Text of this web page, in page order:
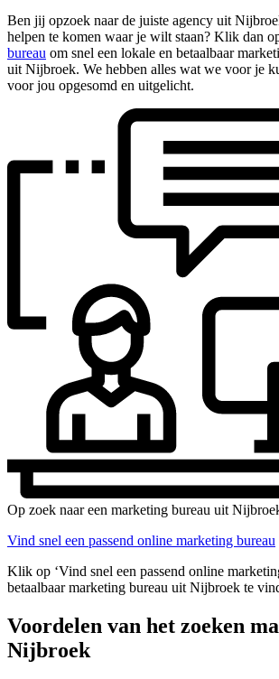
Ben jij opzoek naar de juiste agency uit
helpen te komen waar je wilt staan? Klik dan
bureau om snel een lokale en betaalbaar
uit Nijbroek. We hebben alles wat we voor je
voor jou opgesomd en uitgelicht.
Op zoek naar een marketing bureau uit
Vind snel een passend online marketing bureau
Klik op ‘Vind snel een passend online
betaalbaar marketing bureau uit Nijbroek te
Voordelen van het zoeken
Nijbroek